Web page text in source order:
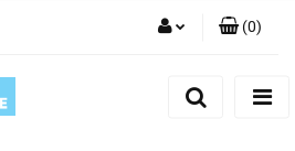
(0)